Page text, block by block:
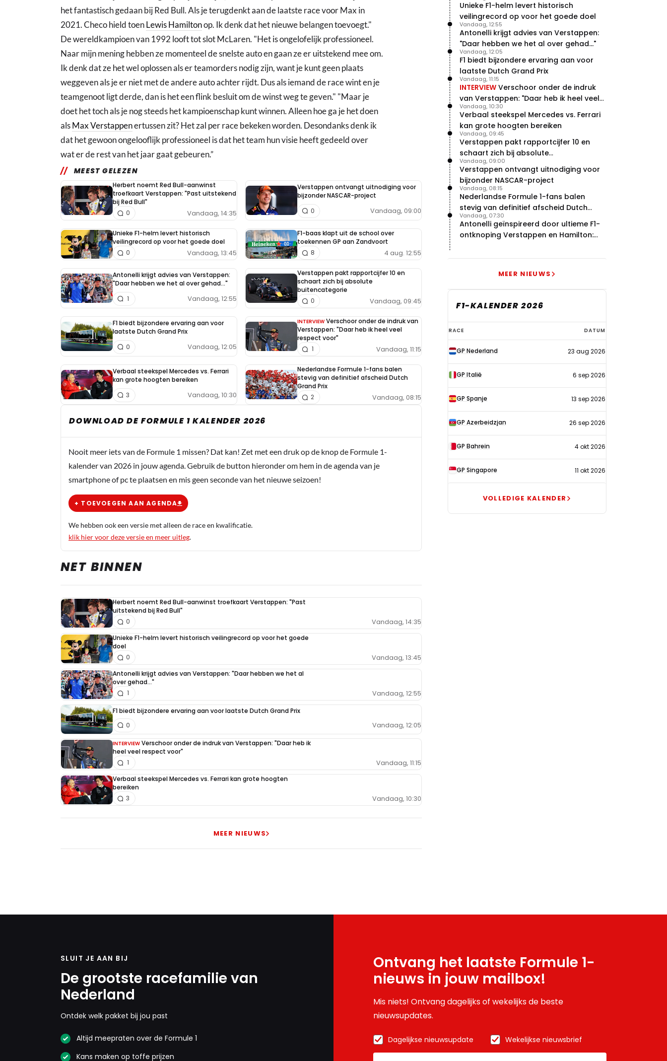
het fantastisch gedaan bij Red Bull. Als je terugdenkt aan de laatste race voor Max in
2021. Checo hield toenLewis Hamiltonop. Ik denk dat het nieuwe belangen toevoegt."
De wereldkampioen van 1992 looft tot slot McLaren. "Het is ongelofelijk professioneel.
Naar mijn mening hebben ze momenteel de snelste auto en gaan ze er uitstekend mee om.
Ik denk dat ze het wel oplossen als er teamorders nodig zijn, want je kunt geen plaats
weggeven als je er niet met de andere auto achter rijdt. Dus als iemand de race wint en je
teamgenoot ligt derde, dan is het een flink besluit om de winst weg te geven." "Maar je
doet het toch als je nog steeds het kampioenschap kunt winnen. Alleen hoe ga je het doen
alsMax Verstappenertussen zit? Het zal per race bekeken worden. Desondanks denk ik
dat het gewoon ongelooflijk professioneel is dat het team hun visie heeft gedeeld over
wat er de rest van het jaar gaat gebeuren.”
MEEST GELEZEN
Herbert noemt Red Bull-aanwinst
troefkaart Verstappen: "Past uitstekend
bij Red Bull"
Vandaag, 14:35
0
Verstappen ontvangt uitnodiging voor
bijzonder NASCAR-project
Vandaag, 09:00
0
Unieke F1-helm levert historisch
veilingrecord op voor het goede doel
Vandaag, 13:45
0
F1-baas klapt uit de school over
toekennen GP aan Zandvoort
4 aug. 12:55
8
Antonelli krijgt advies van Verstappen:
"Daar hebben we het al over gehad..."
Vandaag, 12:55
1
Verstappen pakt rapportcijfer 10 en
schaart zich bij absolute
buitencategorie
Vandaag, 09:45
0
F1 biedt bijzondere ervaring aan voor
laatste Dutch Grand Prix
Vandaag, 12:05
0
INTERVIEW Verschoor onder de indruk van
Verstappen: "Daar heb ik heel veel
respect voor"
Vandaag, 11:15
1
Verbaal steekspel Mercedes vs. Ferrari
kan grote hoogten bereiken
Vandaag, 10:30
3
Nederlandse Formule 1-fans balen
stevig van definitief afscheid Dutch
Grand Prix
Vandaag, 08:15
2
DOWNLOAD DE FORMULE 1 KALENDER 2026
Nooit meer iets van de Formule 1 missen? Dat kan! Zet met een druk op de knop de Formule 1-
kalender van 2026 in jouw agenda. Gebruik de button hieronder om hem in de agenda van je
smartphone of pc te plaatsen en mis geen seconde van het nieuwe seizoen!
+ TOEVOEGEN AAN AGENDA
We hebben ook een versie met alleen de race en kwalificatie.
klik hier voor deze versie en meer uitleg.
NET BINNEN
Herbert noemt Red Bull-aanwinst troefkaart Verstappen: "Past
uitstekend bij Red Bull"
Vandaag, 14:35
0
Unieke F1-helm levert historisch veilingrecord op voor het goede
doel
Vandaag, 13:45
0
Antonelli krijgt advies van Verstappen: "Daar hebben we het al
over gehad..."
Vandaag, 12:55
1
F1 biedt bijzondere ervaring aan voor laatste Dutch Grand Prix
Vandaag, 12:05
0
INTERVIEW Verschoor onder de indruk van Verstappen: "Daar heb ik
heel veel respect voor"
Vandaag, 11:15
1
Verbaal steekspel Mercedes vs. Ferrari kan grote hoogten
bereiken
Vandaag, 10:30
3
MEER NIEUWS
Unieke F1-helm levert historisch
veilingrecord op voor het goede doel
Antonelli krijgt advies van Verstappen:
"Daar hebben we het al over gehad..."
Vandaag, 12:55
F1 biedt bijzondere ervaring aan voor
laatste Dutch Grand Prix
Vandaag, 12:05
INTERVIEW Verschoor onder de indruk
van Verstappen: "Daar heb ik heel veel
respect voor"
Vandaag, 11:15
Verbaal steekspel Mercedes vs. Ferrari
kan grote hoogten bereiken
Vandaag, 10:30
Verstappen pakt rapportcijfer 10 en
schaart zich bij absolute
buitencategorie
Vandaag, 09:45
Verstappen ontvangt uitnodiging voor
bijzonder NASCAR-project
Vandaag, 09:00
Nederlandse Formule 1-fans balen
stevig van definitief afscheid Dutch
Grand Prix
Vandaag, 08:15
Antonelli geïnspireerd door ultieme F1-
ontknoping Verstappen en Hamilton:
Vandaag, 07:30
MEER NIEUWS
F1-KALENDER 2026
F1-
kalender
2026
RACE DATUM
GP Nederland 23 aug 2026
GP Italië 6 sep 2026
GP Spanje 13 sep 2026
GP Azerbeidzjan 26 sep 2026
GP Bahrein 4 okt 2026
GP Singapore 11 okt 2026
VOLLEDIGE KALENDER
SLUIT JE AAN BIJ
De grootste racefamilie van
Nederland
Ontdek welk pakket bij jou past
Altijd meepraten over de Formule 1
Kans maken op toffe prijzen
Ontvang het laatste Formule 1-
nieuws in jouw mailbox!
Mis niets! Ontvang dagelijks of wekelijks de beste
nieuwsupdates.
Dagelijkse nieuwsupdate Wekelijkse nieuwsbrief